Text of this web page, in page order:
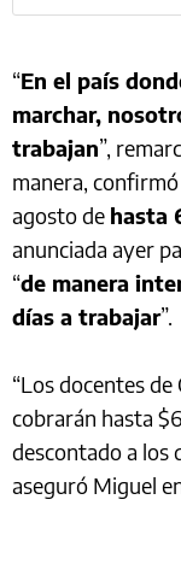
“En el país
marchar,
trabajan”,
manera,
agosto de hasta
anunciada ayer
“de manera
días a trabajar”.
“Los docentes
cobrarán hasta
descontado a los
aseguró Miguel